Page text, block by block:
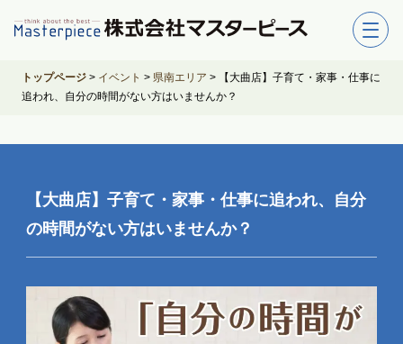
トップページ > イベント > 県南エリア >
【大曲店】子育て・家事・仕事に
追われ、自分の時間がない方はいませんか？
【大曲店】子育て・家事・仕事に追われ、自分
の時間がない方はいませんか？